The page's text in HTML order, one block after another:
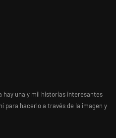
hay una y mil historias interesantes
para hacerlo a través de la imagen y